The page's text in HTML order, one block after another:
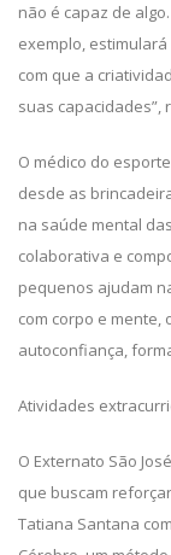
não é capaz de
exemplo,
com que a
suas capacidades”,
O médico do
desde as
na saúde mental
colaborativa e
pequenos ajudam
com corpo e
autoconfiança,
Atividades
O Externato São
que buscam
Tatiana Santana